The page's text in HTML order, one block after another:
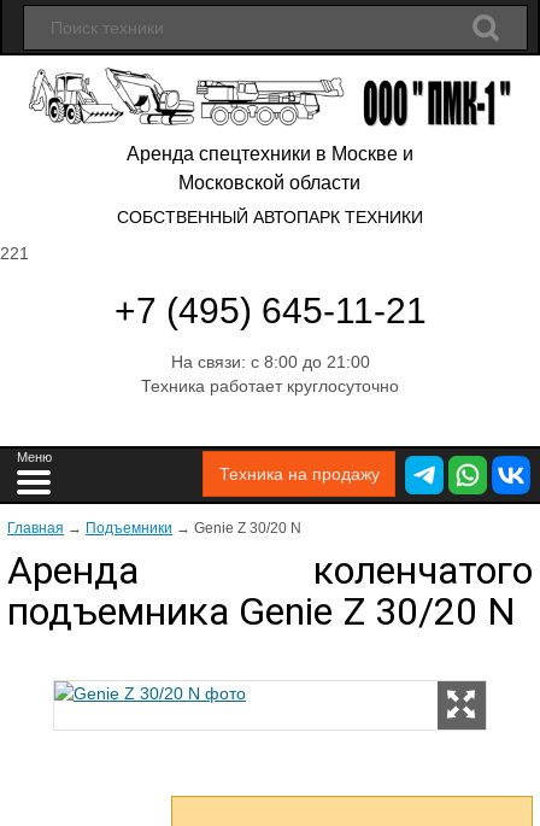
Аренда спецтехники в Москве и
Московской области
СОБСТВЕННЫЙ АВТОПАРК ТЕХНИКИ
221
+7 (495) 645-11-21
На связи: с 8:00 до 21:00
Техника работает круглосуточно
Техника на продажу
Главная → Подъемники → Genie Z 30/20 N
Аренда коленчатого
подъемника Genie Z 30/20 N